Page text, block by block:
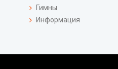
Гимны
Информация